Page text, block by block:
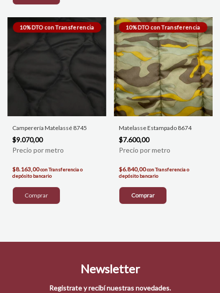
Camperería Matelassé 8745
$9.070,00
$8.163,00conTransferencia o
depósito bancario
Matelasse Estampado 8674
$7.600,00
$6.840,00conTransferencia o
depósito bancario
Comprar
Newsletter
Registrate y recibí nuestras novedades.